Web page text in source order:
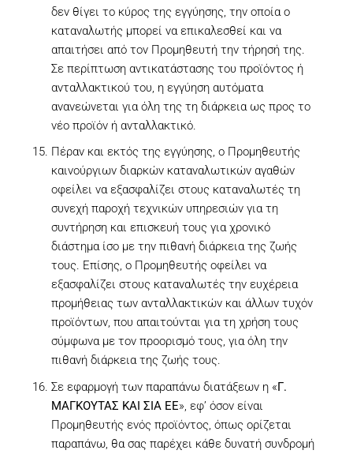
δεν θίγει το κύρος της εγγύησης, την οποία ο
καταναλωτής μπορεί να επικαλεσθεί και να
απαιτήσει από τον Προμηθευτή την τήρησή της.
Σε περίπτωση αντικατάστασης του προϊόντος ή
ανταλλακτικού του, η εγγύηση αυτόματα
ανανεώνεται για όλη της τη διάρκεια ως προς το
νέο προϊόν ή ανταλλακτικό.
Πέραν και εκτός της εγγύησης, ο Προμηθευτής
καινούργιων διαρκών καταναλωτικών αγαθών
οφείλει να εξασφαλίζει στους καταναλωτές τη
συνεχή παροχή τεχνικών υπηρεσιών για τη
συντήρηση και επισκευή τους για χρονικό
διάστημα ίσο με την πιθανή διάρκεια της ζωής
τους. Επίσης, ο Προμηθευτής οφείλει να
εξασφαλίζει στους καταναλωτές την ευχέρεια
προμήθειας των ανταλλακτικών και άλλων τυχόν
προϊόντων, που απαιτούνται για τη χρήση τους
σύμφωνα με τον προορισμό τους, για όλη την
πιθανή διάρκεια της ζωής τους.
Σε εφαρμογή των παραπάνω διατάξεων η «Γ.
ΜΑΓΚΟΥΤΑΣ ΚΑΙ ΣΙΑ ΕΕ», εφ’ όσον είναι
Προμηθευτής ενός προϊόντος, όπως ορίζεται
παραπάνω, θα σας παρέχει κάθε δυνατή συνδρομή